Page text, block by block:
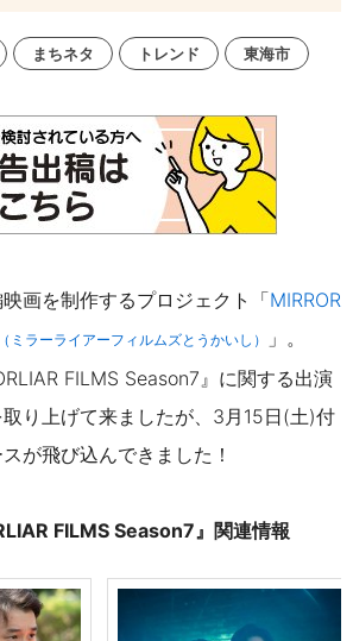
まちネタ トレンド 東海市
画を制作するプロジェクト 「MIRROR
（ミラーライアーフィルムズとうかいし） 」 。
FILMS Season7』に関する出演
り上げて来ましたが、3月15日(土)付
が飛び込んできました！
FILMS Season7』関連情報